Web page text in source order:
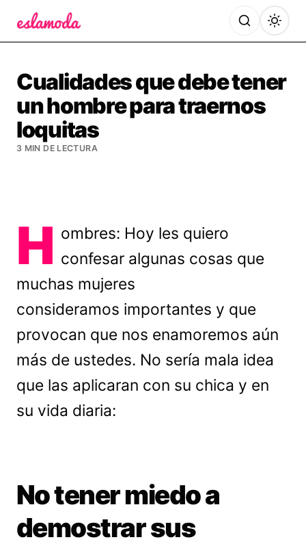
Cualidades que debe tener
un hombre para traernos
loquitas
3 MIN DE LECTURA
H ombres: Hoy les quiero
confesar algunas cosas que
muchas mujeres
consideramos importantes y que
provocan que nos enamoremos aún
más de ustedes. No sería mala idea
que las aplicaran con su chica y en
su vida diaria:
No tener miedo a
demostrar sus